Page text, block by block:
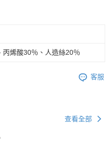
丙烯酸30％、人造絲20％
客服
查看全部